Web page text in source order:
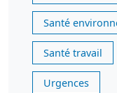
Santé
Santé travail
Urgences